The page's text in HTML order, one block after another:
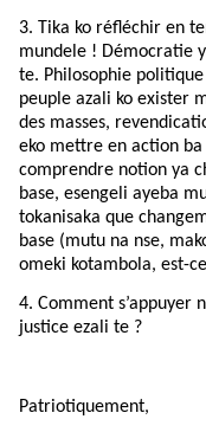
3. Tika ko réfléchir en
mundele ! Démocratie
te. Philosophie
peuple azali ko exister
des masses,
eko mettre en action
comprendre notion ya
base, esengeli ayeba
tokanisaka que
base (mutu na nse,
omeki kotambola, est-
4. Comment s’appuyer
justice ezali te ?
Patriotiquement,